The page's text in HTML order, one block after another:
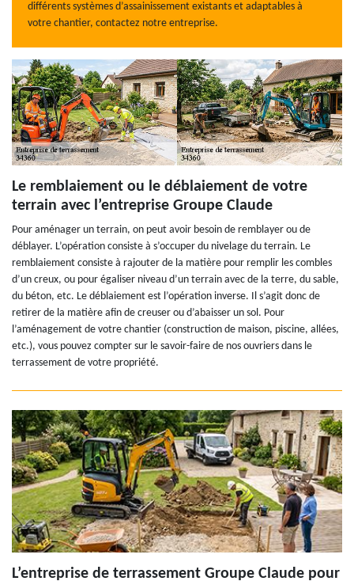
différents systèmes d’assainissement existants et adaptables à
votre chantier, contactez notre entreprise.
Le remblaiement ou le déblaiement de votre
terrain avec l’entreprise Groupe Claude
Pour aménager un terrain, on peut avoir besoin de remblayer ou de
déblayer. L’opération consiste à s’occuper du nivelage du terrain. Le
remblaiement consiste à rajouter de la matière pour remplir les combles
d’un creux, ou pour égaliser niveau d’un terrain avec de la terre, du sable,
du béton, etc. Le déblaiement est l’opération inverse. Il s’agit donc de
retirer de la matière afin de creuser ou d’abaisser un sol. Pour
l’aménagement de votre chantier (construction de maison, piscine, allées,
etc.), vous pouvez compter sur le savoir-faire de nos ouvriers dans le
terrassement de votre propriété.
L’entreprise de terrassement Groupe Claude pour